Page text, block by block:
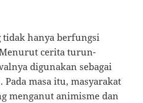
tidak hanya berfungsi
cerita turun-
digunakan sebagai
. Pada masa itu, masyarakat
menganut animisme dan